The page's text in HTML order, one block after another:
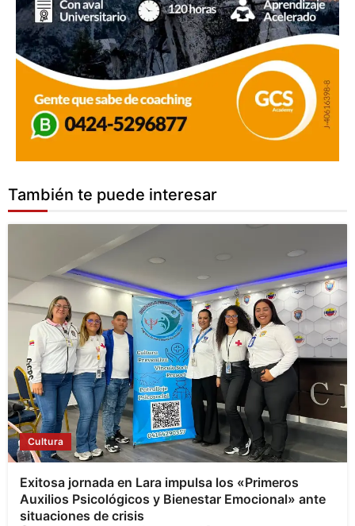
También te puede interesar
Cultura
Exitosa jornada en Lara impulsa los «Primeros
Auxilios Psicológicos y Bienestar Emocional» ante
situaciones de crisis